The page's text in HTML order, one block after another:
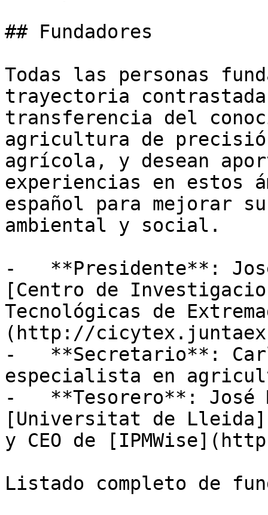
## Fundadores
Todas las personas
trayectoria
transferencia del
agricultura de
agrícola, y desean
experiencias en estos
español para mejorar
ambiental y social.
-   **Presidente**:
[Centro de
Tecnológicas de
(http://
-   **Secretario**:
especialista en
-   **Tesorero**: José
[Universitat de
y CEO de
Listado completo de